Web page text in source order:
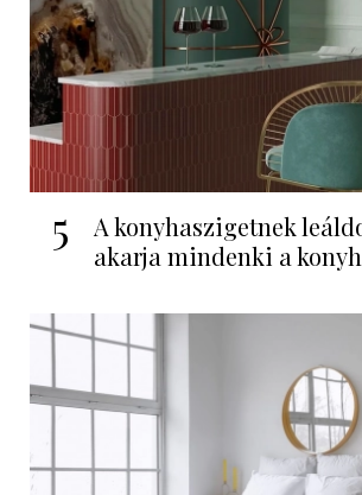
5
A konyhaszigetnek
akarja mindenki a